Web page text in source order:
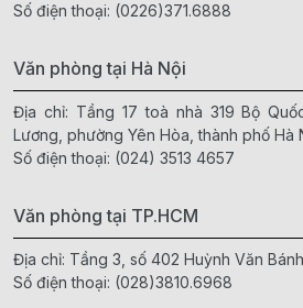
Số điện thoại: (0226)371.6888
Văn phòng tại Hà Nội
Địa chỉ: Tầng 17 toà nhà 319 Bộ
Lương, phường Yên Hòa, thành phố Hà
Số điện thoại: (024) 3513 4657
Văn phòng tại TP.HCM
Địa chỉ: Tầng 3, số 402 Huỳnh Văn
Số điện thoại: (028)3810.6968